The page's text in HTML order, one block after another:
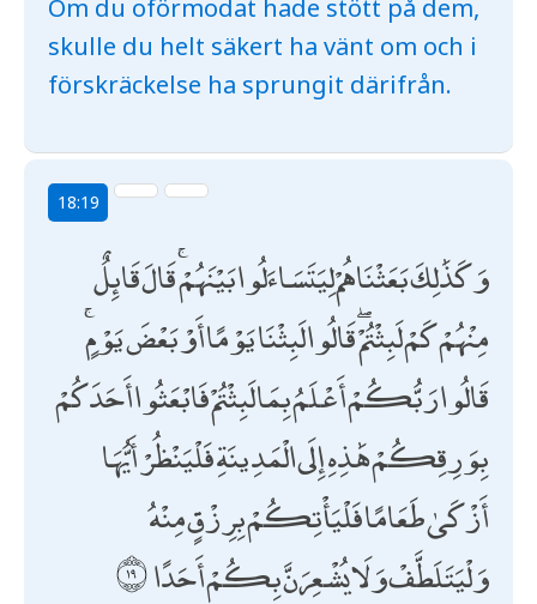
Om du oförmodat hade stött på dem,
skulle du helt säkert ha vänt om och i
förskräckelse ha sprungit därifrån.
18:19
وَكَذَٰلِكَ بَعَثْنَاهُمْ لِيَتَسَاءَلُوا بَيْنَهُمْ ۚ قَالَ قَائِلٌ
مِنْهُمْ كَمْ لَبِثْتُمْ ۖ قَالُوا لَبِثْنَا يَوْمًا أَوْ بَعْضَ يَوْمٍ ۚ
قَالُوا رَبُّكُمْ أَعْلَمُ بِمَا لَبِثْتُمْ فَابْعَثُوا أَحَدَكُمْ
بِوَرِقِكُمْ هَٰذِهِ إِلَى الْمَدِينَةِ فَلْيَنْظُرْ أَيُّهَا
أَزْكَىٰ طَعَامًا فَلْيَأْتِكُمْ بِرِزْقٍ مِنْهُ
وَلْيَتَلَطَّفْ وَلَا يُشْعِرَنَّ بِكُمْ أَحَدًا